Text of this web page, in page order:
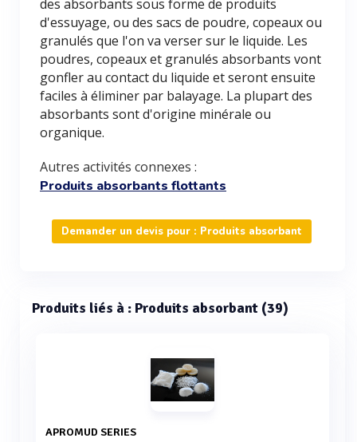
des absorbants sous forme de produits
d'essuyage, ou des sacs de poudre, copeaux ou
granulés que l'on va verser sur le liquide. Les
poudres, copeaux et granulés absorbants vont
gonfler au contact du liquide et seront ensuite
faciles à éliminer par balayage. La plupart des
absorbants sont d'origine minérale ou
organique.
Autres activités connexes :
Produits absorbants flottants
Demander un devis pour : Produits absorbant
Produits liés à : Produits absorbant (39)
APROMUD SERIES